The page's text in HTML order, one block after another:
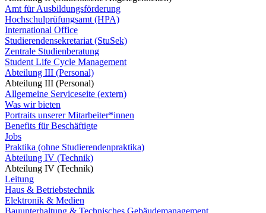
Amt für Ausbildungsförderung
Hochschulprüfungsamt (HPA)
International Office
Studierendensekretariat (StuSek)
Zentrale Studienberatung
Student Life Cycle Management
Abteilung III (Personal)
Abteilung III (Personal)
Allgemeine Serviceseite (extern)
Was wir bieten
Portraits unserer Mitarbeiter*innen
Benefits für Beschäftigte
Jobs
Praktika (ohne Studierendenpraktika)
Abteilung IV (Technik)
Abteilung IV (Technik)
Leitung
Haus & Betriebstechnik
Elektronik & Medien
Bauunterhaltung & Technisches Gebäudemanagement